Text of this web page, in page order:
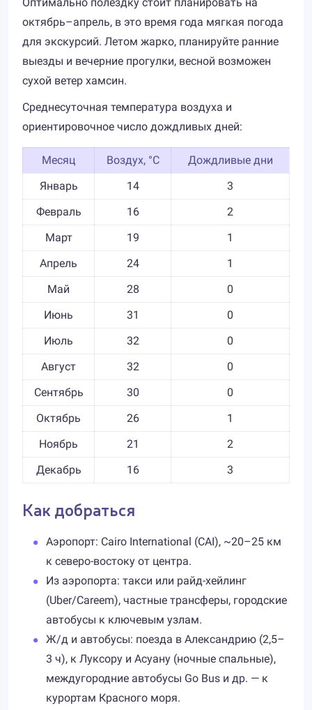
октябрь–апрель, в это время года мягкая погода
для экскурсий. Летом жарко, планируйте ранние
выезды и вечерние прогулки, весной возможен
сухой ветер хамсин.
Среднесуточная температура воздуха и
ориентировочное число дождливых дней:
Месяц Воздух, °C
Дождливые дни
Январь
14
3
Февраль
16
2
Март
19
1
Апрель
24
1
Май
28
0
Июнь
31
0
Июль
32
0
Август
32
0
Сентябрь
30
0
Октябрь
26
1
Ноябрь
21
2
Декабрь
16 3
Как добраться
Аэропорт: Cairo International (CAI), ~20–25 км
к северо-востоку от центра.
Из аэропорта: такси или райд-хейлинг
(Uber/Careem), частные трансферы, городские
автобусы к ключевым узлам.
Ж/д и автобусы: поезда в Александрию (2,5–
3 ч), к Луксору и Асуану (ночные спальные),
междугородние автобусы Go Bus и др. — к
курортам Красного моря.